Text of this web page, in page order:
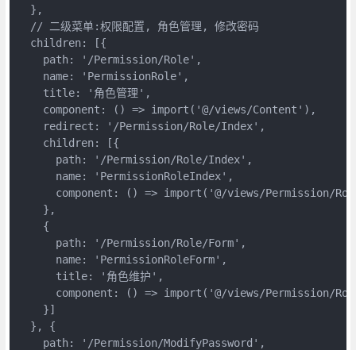
  },
  // 二级菜单:权限配置, 角色管理, 修改密码
  children: [{
    path: '/Permission/Role',
    name: 'PermissionRole',
    title: '角色管理',
    component: () => import('@/views/Content'),
    redirect: '/Permission/Role/Index',
    children: [{
      path: '/Permission/Role/Index',
      name: 'PermissionRoleIndex',
component: () => import('@/views/Permission/
    },
    {
      path: '/Permission/Role/Form',
      name: 'PermissionRoleForm',
      title: '角色维护',
component: () => import('@/views/Permission/
    }]
  }, {
    path: '/Permission/ModifyPassword',